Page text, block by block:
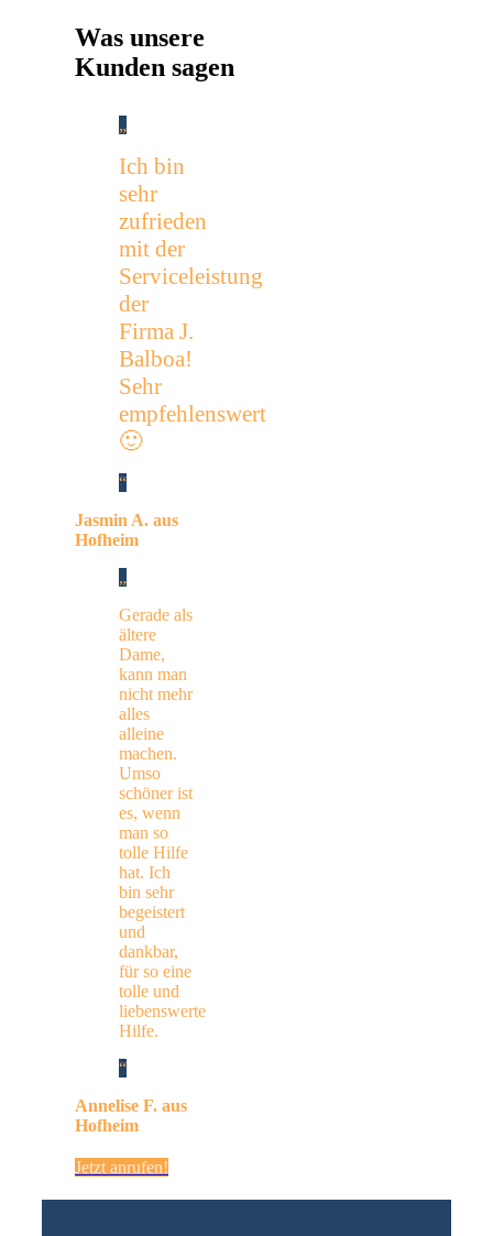
Was unsere
Kunden sagen
Ich bin
sehr
zufrieden
mit der
Serviceleistung
der
Firma J.
Balboa!
Sehr
empfehlenswert
🙂
Jasmin A. aus
Hofheim
Gerade als
ältere
Dame,
kann man
nicht mehr
alles
alleine
machen.
Umso
schöner ist
es, wenn
man so
tolle Hilfe
hat. Ich
bin sehr
begeistert
und
dankbar,
für so eine
tolle und
liebenswerte
Hilfe.
Annelise F. aus
Hofheim
Jetzt anrufen!